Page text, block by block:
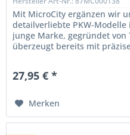
Mit MicroCity ergänzen wir
detailverliebte PKW-Modelle
junge Marke, gegründet von
überzeugt bereits mit
27,95 € *
Merken